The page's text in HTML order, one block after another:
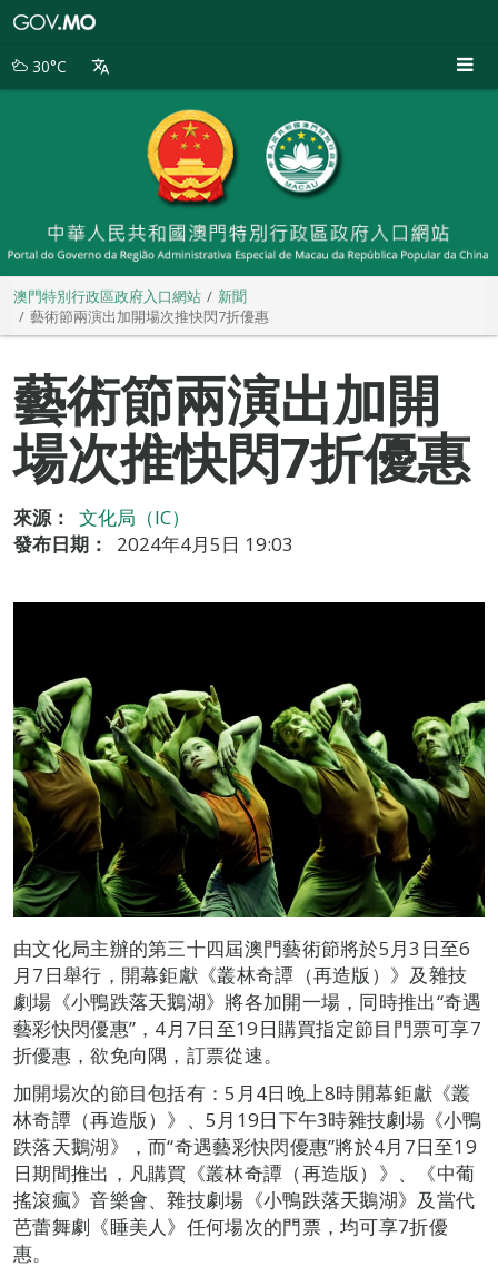
別
30°C
澳門特別行政區政府入口網站
新聞
藝術節兩演出加開場次推快閃7折優惠
藝術節兩演出加開
場次推快閃7折優惠
來源：
文化局（IC）
發布日期：
2024年4月5日 19:03
由文化局主辦的第三十四屆澳門藝術節將於5月3日至6
月7日舉行，開幕鉅獻《叢林奇譚（再造版）》及雜技
劇場《小鴨跌落天鵝湖》將各加開一場，同時推出“奇遇
藝彩快閃優惠”，4月7日至19日購買指定節目門票可享7
折優惠，欲免向隅，訂票從速。
加開場次的節目包括有：5月4日晚上8時開幕鉅獻《叢
林奇譚（再造版）》、5月19日下午3時雜技劇場《小鴨
跌落天鵝湖》，而“奇遇藝彩快閃優惠”將於4月7日至19
日期間推出，凡購買《叢林奇譚（再造版）》、《中葡
搖滾瘋》音樂會、雜技劇場《小鴨跌落天鵝湖》及當代
芭蕾舞劇《睡美人》任何場次的門票，均可享7折優
惠。